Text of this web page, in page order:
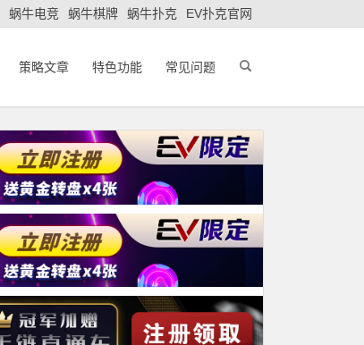
蜗牛电竞 蜗牛棋牌 蜗牛扑克 EV扑克官网
策略文章 特色功能 常见问题